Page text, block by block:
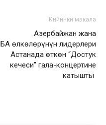
Кийинки макала
Азербайжан жана
БА өлкөлөрүнүн лидерлери
Астанада өткөн “Достук
кечеси” гала-концертине
катышты